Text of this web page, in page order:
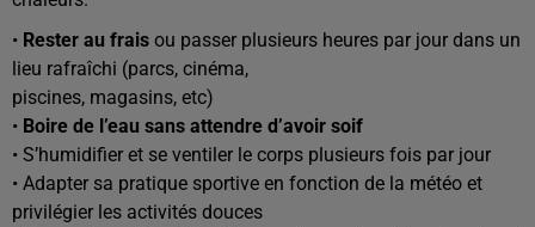
• Rester au frais ou passer plusieurs heures par jour dans un
lieu rafraîchi (parcs, cinéma,
piscines, magasins, etc)
• Boire de l’eau sans attendre d’avoir soif
• S’humidifier et se ventiler le corps plusieurs fois par jour
• Adapter sa pratique sportive en fonction de la météo et
privilégier les activités douces